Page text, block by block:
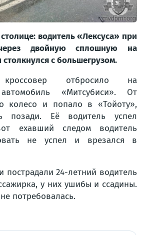
водитель «Лексуса» при
двойную сплошную на
с большегрузом.
отбросило на
«Митсубиси». От
колесо и попало в «Toйоту»,
позади. Её водитель успел
ехавший следом водитель
не успел и врезался в
пострадали 24-летний водитель
у них ушибы и ссадины.
потребовалась.